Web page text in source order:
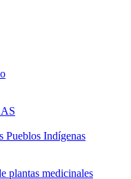
Pueblos Indígenas
plantas medicinales